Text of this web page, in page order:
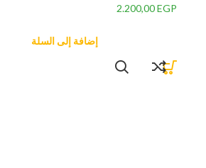
2.200,00EGP
إضافة إلى السلة